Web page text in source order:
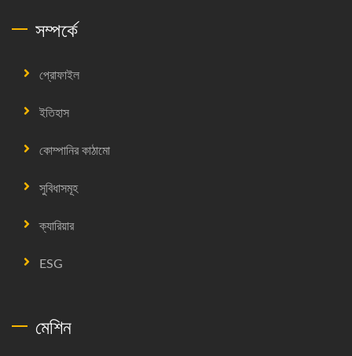
সম্পর্কে
প্রোফাইল
ইতিহাস
কোম্পানির কাঠামো
সুবিধাসমূহ
ক্যারিয়ার
ESG
মেশিন